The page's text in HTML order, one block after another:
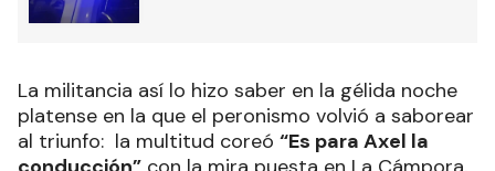
La militancia así lo hizo saber en la gélida noche
platense en la que el peronismo volvió a saborear
al triunfo: la multitud coreó “Es para Axel la